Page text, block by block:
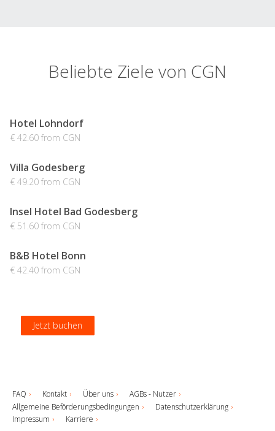
Beliebte Ziele von CGN
Hotel Lohndorf
€ 42.60 from CGN
Jetzt buchen
Villa Godesberg
€ 49.20 from CGN
Jetzt buchen
Insel Hotel Bad Godesberg
€ 51.60 from CGN
Jetzt buchen
B&B Hotel Bonn
€ 42.40 from CGN
Jetzt buchen
FAQ Kontakt Über uns
AGBs - Nutzer
Allgemeine Beförderungsbedingungen
Datenschutzerklärung
Impressum
Karriere